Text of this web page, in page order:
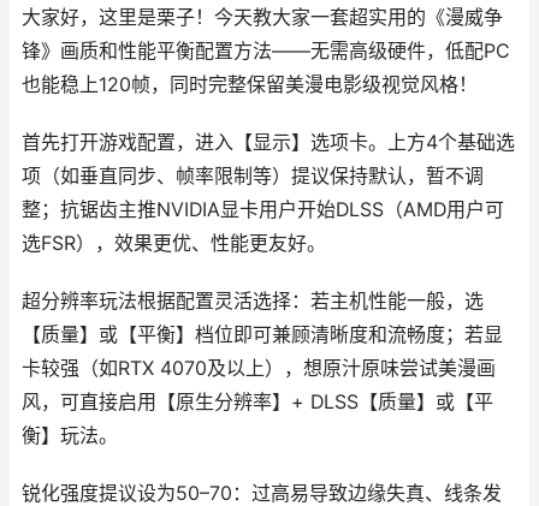
大家好，这里是栗子！今天教大家一套超实用的《漫威争
锋》画质和性能平衡配置方法——无需高级硬件，低配PC
也能稳上120帧，同时完整保留美漫电影级视觉风格！
首先打开游戏配置，进入【显示】选项卡。上方4个基础选
项（如垂直同步、帧率限制等）提议保持默认，暂不调
整；抗锯齿主推NVIDIA显卡用户开始DLSS（AMD用户可
选FSR），效果更优、性能更友好。
超分辨率玩法根据配置灵活选择：若主机性能一般，选
【质量】或【平衡】档位即可兼顾清晰度和流畅度；若显
卡较强（如RTX 4070及以上），想原汁原味尝试美漫画
风，可直接启用【原生分辨率】+ DLSS【质量】或【平
衡】玩法。
锐化强度提议设为50–70：过高易导致边缘失真、线条发